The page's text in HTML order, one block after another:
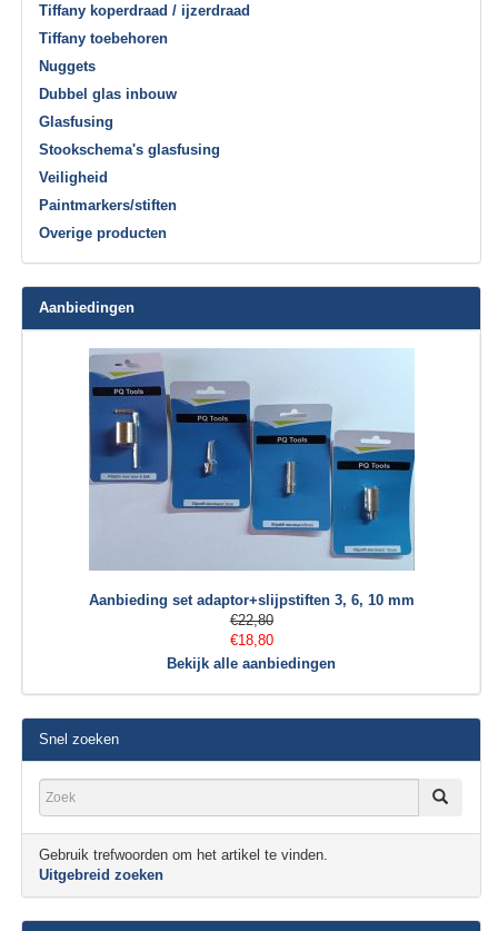
Tiffany koperdraad / ijzerdraad
Tiffany toebehoren
Nuggets
Dubbel glas inbouw
Glasfusing
Stookschema's glasfusing
Veiligheid
Paintmarkers/stiften
Overige producten
Aanbiedingen
Aanbieding set adaptor+slijpstiften 3, 6, 10 mm
€22,80
€18,80
Bekijk alle aanbiedingen
Snel zoeken
Gebruik trefwoorden om het artikel te vinden.
Uitgebreid zoeken